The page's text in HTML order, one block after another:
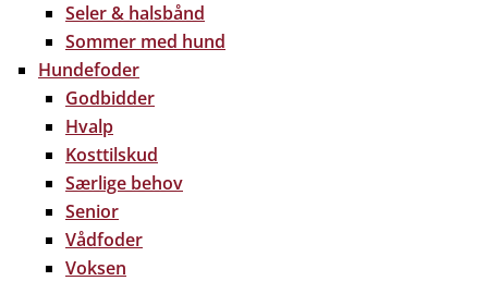
Seler & halsbånd
Sommer med hund
Hundefoder
Godbidder
Hvalp
Kosttilskud
Særlige behov
Senior
Vådfoder
Voksen